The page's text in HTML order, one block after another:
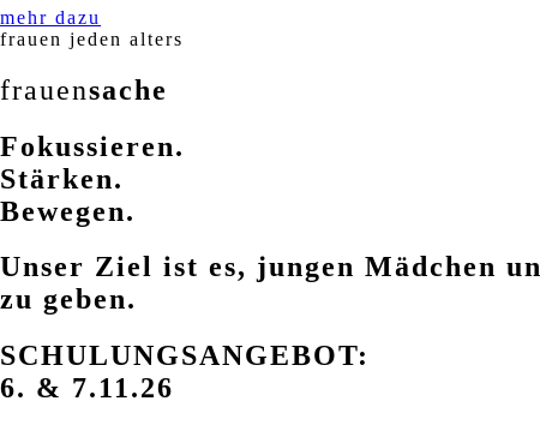
mehr dazu
frauen jeden alters
frauensache
Fokussieren.
Stärken.
Bewegen.
Unser Ziel ist es, jungen Mädchen
zu geben.
SCHULUNGSANGEBOT:
6. & 7.11.26